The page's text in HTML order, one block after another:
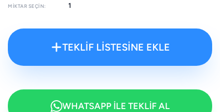
MIKTAR SEÇIN:
TEKLİF LİSTESİNE EKLE
WHATSAPP İLE TEKLİF AL